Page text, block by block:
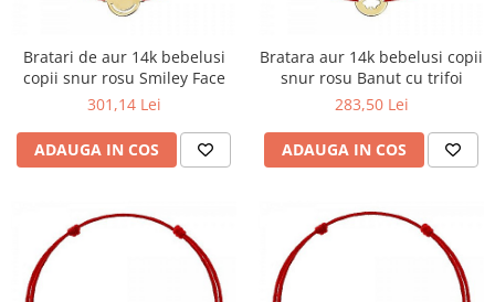
Bratari de aur 14k bebelusi
copii snur rosu Smiley Face
301,14 Lei
ADAUGA IN COS
Bratara aur 14k bebelusi copii
snur rosu Banut cu trifoi
283,50 Lei
ADAUGA IN COS